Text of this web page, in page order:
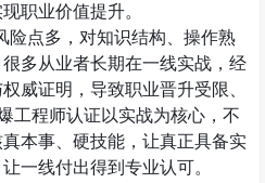
职业价值提升。
险点多，对知识结构、操作熟
多从业者长期在一线实战，经
威证明，导致职业晋升受限、
工程师认证以实战为核心，不
本事、硬技能，让真正具备实
一线付出得到专业认可。